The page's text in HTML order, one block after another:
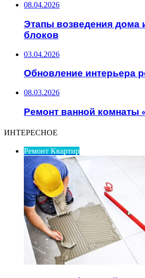
08.04.2026
Этапы возведения дома
блоков
03.04.2026
Обновление интерьера
08.03.2026
Ремонт ванной комнаты
ИНТЕРЕСНОЕ
Ремонт Квартир